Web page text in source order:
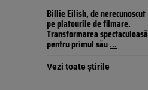
Billie Eilish, de nerecunoscut
pe platourile de filmare.
Transformarea spectaculoasă
pentru primul său...
Vezi toate știrile